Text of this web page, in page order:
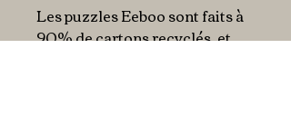
Les puzzles Eeboo sont faits à
90% de cartons recyclés, et